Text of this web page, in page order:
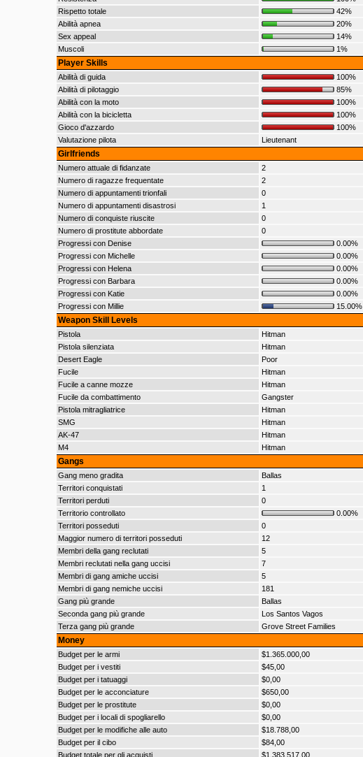
Rispetto totale
42%
Abilità apnea
20%
Sex appeal
14%
Muscoli
1%
Player Skills
Abilità di guida
100%
Abilità di pilotaggio
85%
Abilità con la moto
100%
Abilità con la bicicletta
100%
Gioco d'azzardo
100%
Valutazione pilota
Lieutenant
Girlfriends
Numero attuale di fidanzate
2
Numero di ragazze frequentate
2
Numero di appuntamenti trionfali
0
Numero di appuntamenti disastrosi
1
Numero di conquiste riuscite
0
Numero di prostitute abbordate
0
Progressi con Denise
0.00%
Progressi con Michelle
0.00%
Progressi con Helena
0.00%
Progressi con Barbara
0.00%
Progressi con Katie
0.00%
Progressi con Millie
15.00%
Weapon Skill Levels
Pistola
Hitman
Pistola silenziata
Hitman
Desert Eagle
Poor
Fucile
Hitman
Fucile a canne mozze
Hitman
Fucile da combattimento
Gangster
Pistola mitragliatrice
Hitman
SMG
Hitman
AK-47
Hitman
M4
Hitman
Gangs
Gang meno gradita
Ballas
Territori conquistati
1
Territori perduti
0
Territorio controllato
0.00%
Territori posseduti
0
Maggior numero di territori posseduti
12
Membri della gang reclutati
5
Membri reclutati nella gang uccisi
7
Membri di gang amiche uccisi
5
Membri di gang nemiche uccisi
181
Gang più grande
Ballas
Seconda gang più grande
Los Santos Vagos
Terza gang più grande
Grove Street Families
Money
Budget per le armi
$1.365.000,00
Budget per i vestiti
$45,00
Budget per i tatuaggi
$0,00
Budget per le acconciature
$650,00
Budget per le prostitute
$0,00
Budget per i locali di spogliarello
$0,00
Budget per le modifiche alle auto
$18.788,00
Budget per il cibo
$84,00
Budget totale per gli acquisti
$1.383.517,00